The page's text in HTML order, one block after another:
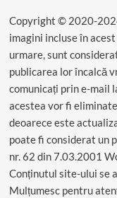
Copyright © 2020-
imagini incluse în
urmare, sunt
publicarea lor încalcă
comunicați prin e-mail
acestea vor fi
deoarece este
poate fi considerat un
nr. 62 din 7.03.2001
Conținutul site-ului se
Mulțumesc pentru